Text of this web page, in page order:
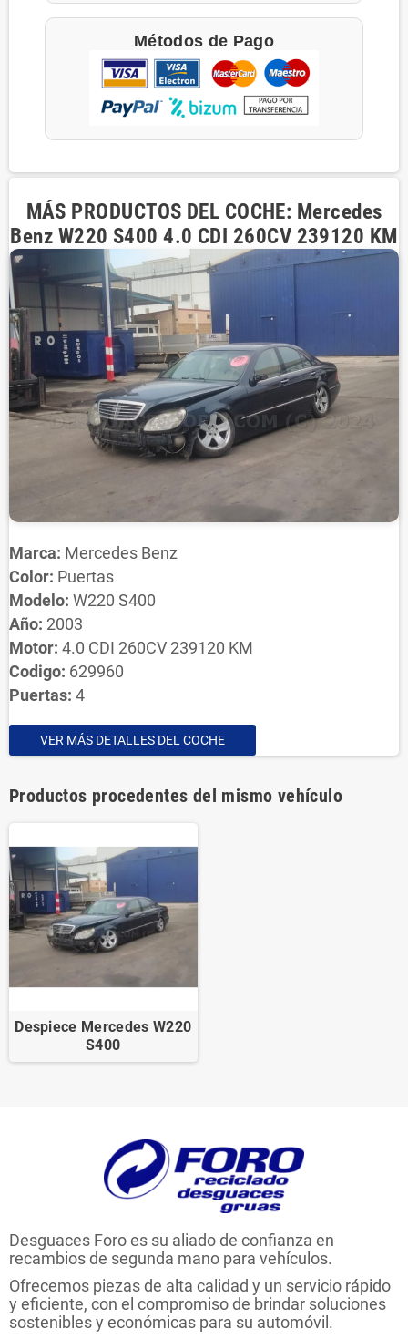
Métodos de Pago
MÁS PRODUCTOS DEL COCHE: Mercedes
Benz W220 S400 4.0 CDI 260CV 239120 KM
Marca: Mercedes Benz
Color: Puertas
Modelo: W220 S400
Año: 2003
Motor: 4.0 CDI 260CV 239120 KM
Codigo: 629960
Puertas: 4
VER MÁS DETALLES DEL COCHE
Productos procedentes del mismo vehículo
Despiece Mercedes W220
S400
Desguaces Foro es su aliado de confianza en
recambios de segunda mano para vehículos.
Ofrecemos piezas de alta calidad y un servicio rápido
y eficiente, con el compromiso de brindar soluciones
sostenibles y económicas para su automóvil.